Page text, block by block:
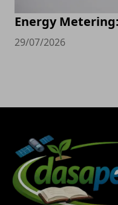
Energy
29/07/2026